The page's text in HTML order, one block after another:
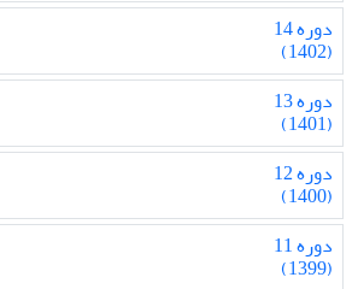
دوره 14
(1402)
دوره 13
(1401)
دوره 12
(1400)
دوره 11
(1399)